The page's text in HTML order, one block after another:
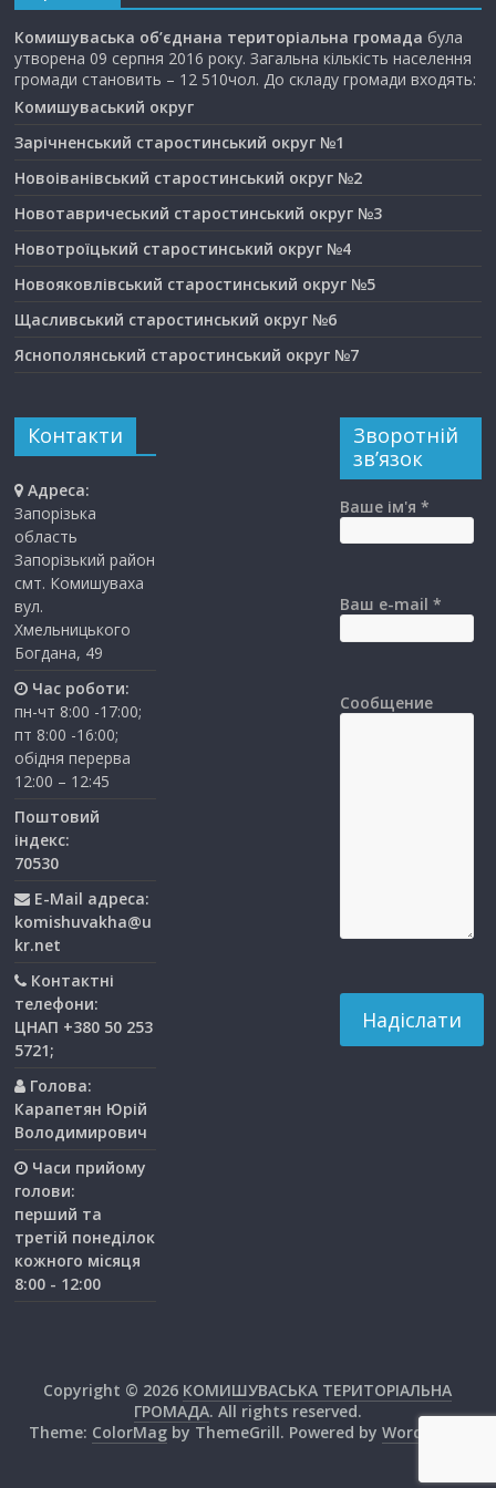
Комишуваська об’єднана територіальна громада була
утворена 09 серпня 2016 року. Загальна кількість населення
громади становить – 12 510чол. До складу громади входять:
Комишуваський округ
Зарічненський старостинський округ №1
Новоіванівський старостинський округ №2
Новотавричеський старостинський округ №3
Новотроїцький старостинський округ №4
Новояковлівський старостинський округ №5
Щасливський старостинський округ №6
Яснополянський старостинський округ №7
Контакти
Адреса:
Запорізька
область
Запорізький район
смт. Комишуваха
вул.
Хмельницького
Богдана, 49
Час роботи:
пн-чт 8:00 -17:00;
пт 8:00 -16:00;
обідня перерва
12:00 – 12:45
Поштовий
індекс:
70530
E-Mail адреса:
komishuvakha@u
kr.net
Контактні
телефони:
ЦНАП +380 50 253
5721;
Голова:
Карапетян Юрій
Володимирович
Часи прийому
голови:
перший та
третiй понедiлок
кожного мiсяця
8:00 - 12:00
Зворотній
зв’язок
Ваше ім'я *
Ваш e-mail *
Сообщение
Copyright © 2026 КОМИШУВАСЬКА ТЕРИТОРІАЛЬНА
ГРОМАДА. All rights reserved.
Theme: ColorMagby ThemeGrill. Powered by WordPress